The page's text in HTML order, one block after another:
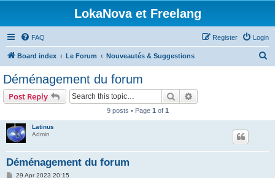
LokaNova et Freelang
FAQ Login
Register
Board index Le Forum Nouveautés & Suggestions
Déménagement du forum
Post Reply Search
9 posts • Page 1 of 1
Latinus
Admin
Déménagement du forum
P29 Apr 2023 20:15